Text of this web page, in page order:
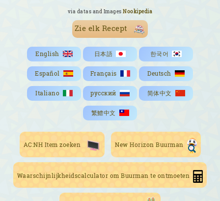
via datas and ImagesNookipedia
Zie elk Recept
English 日本語 한국어
Español Français Deutsch
Italiano русский 简体中文
繁鱧中文
AC:NH Item zoeken New Horizon Buurman
Waarschijnlijkheidscalculator om Buurman te ontmoeten